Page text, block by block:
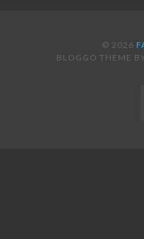
© 2026
BLOGGO THEME